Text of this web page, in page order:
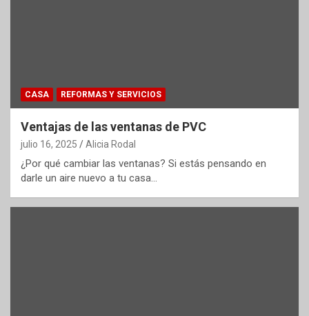
CASA REFORMAS Y SERVICIOS
Ventajas de las ventanas de PVC
julio 16, 2025 Alicia Rodal
¿Por qué cambiar las ventanas? Si estás pensando en
darle un aire nuevo a tu casa…